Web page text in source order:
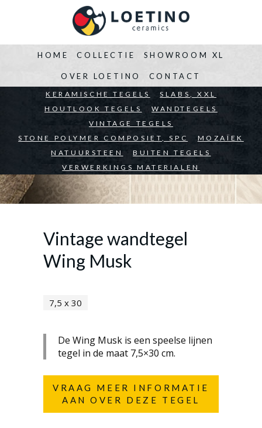
HOME
BEDRIJVEN ARCHITECTEN PARTICULIEREN
COLLECTIE
KERAMISCHE TEGELS
SLABS, XXL
HOUTLOOK TEGELS
WANDTEGELS
VINTAGE TEGELS
STONE POLYMER COMPOSIET, SPC
MOZAÏEK
NATUURSTEEN
BUITEN TEGELS
VERWERKINGS MATERIALEN
SHOWROOM XL
OVER LOETINO CONTACT
Vintage wandtegel
Wing Musk
7,5 x 30
De Wing Musk is een speelse lijnen
tegel in de maat 7,5×30 cm.
VRAAG MEER INFORMATIE
AAN OVER DEZE TEGEL